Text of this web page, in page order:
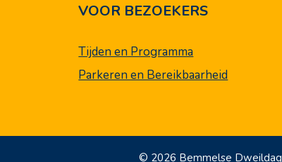
VOOR BEZOEKERS
Tijden en Programma
Parkeren en Bereikbaarheid
© 2026 Bemmelse Dweildag